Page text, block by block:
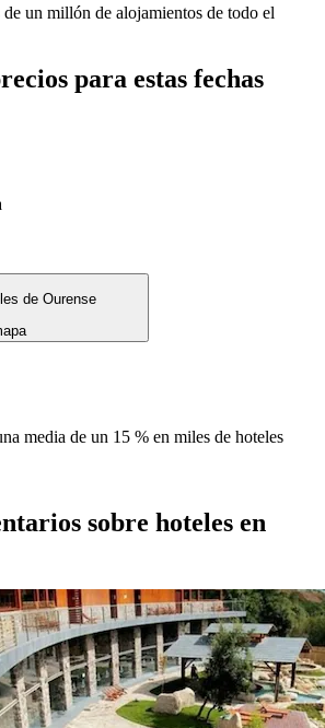
de un millón de alojamientos de todo el
para estas fechas
media de un 15 % en miles de hoteles
sobre hoteles en